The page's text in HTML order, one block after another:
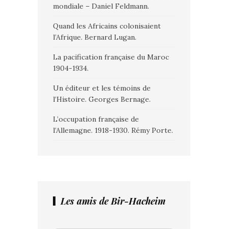
mondiale – Daniel Feldmann.
Quand les Africains colonisaient
l’Afrique. Bernard Lugan.
La pacification française du Maroc
1904-1934.
Un éditeur et les témoins de
l’Histoire. Georges Bernage.
L’occupation française de
l’Allemagne. 1918-1930. Rémy Porte.
Les amis de Bir-Hacheim